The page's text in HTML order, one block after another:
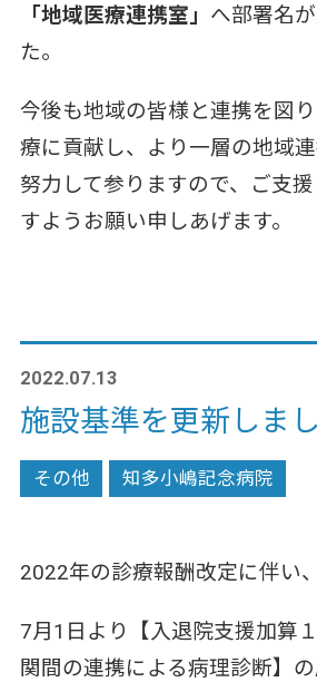
「地域医療連携室」 へ部署名
た。
今後も地域の皆様と連携を図
療に貢献し、より一層の地域
努力して参りますので、ご支
すようお願い申しあげます。
2022.07.13
施設基準を更新しま
その他 知多小嶋記念病院
2022年の診療報酬改定に伴い、
7月1日より【入退院支援加算
関間の連携による病理診断】